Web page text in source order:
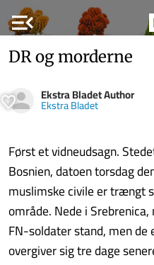
menu_open
DR og morderne
Ekstra Bladet Author
Ekstra Bladet
Først et vidneudsagn.
Bosnien, datoen torsdag
muslimske civile er trængt
område. Nede i
FN-soldater stand, men
overgiver sig tre dage